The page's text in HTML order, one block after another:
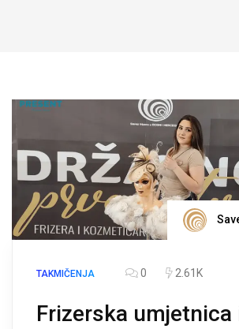
TAKMIČENJA 0 2.61K
Frizerska umjetnica